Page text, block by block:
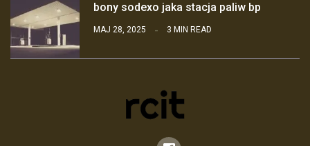
bony sodexo jaka stacja paliw bp
MAJ 28, 2025 3 MIN READ